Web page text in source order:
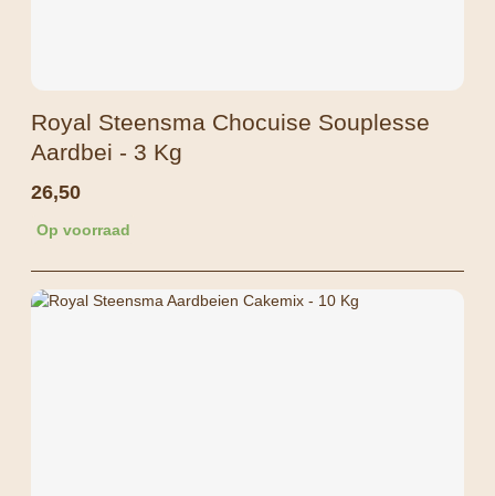
Royal Steensma Chocuise Souplesse
Aardbei - 3 Kg
26,50
Op voorraad